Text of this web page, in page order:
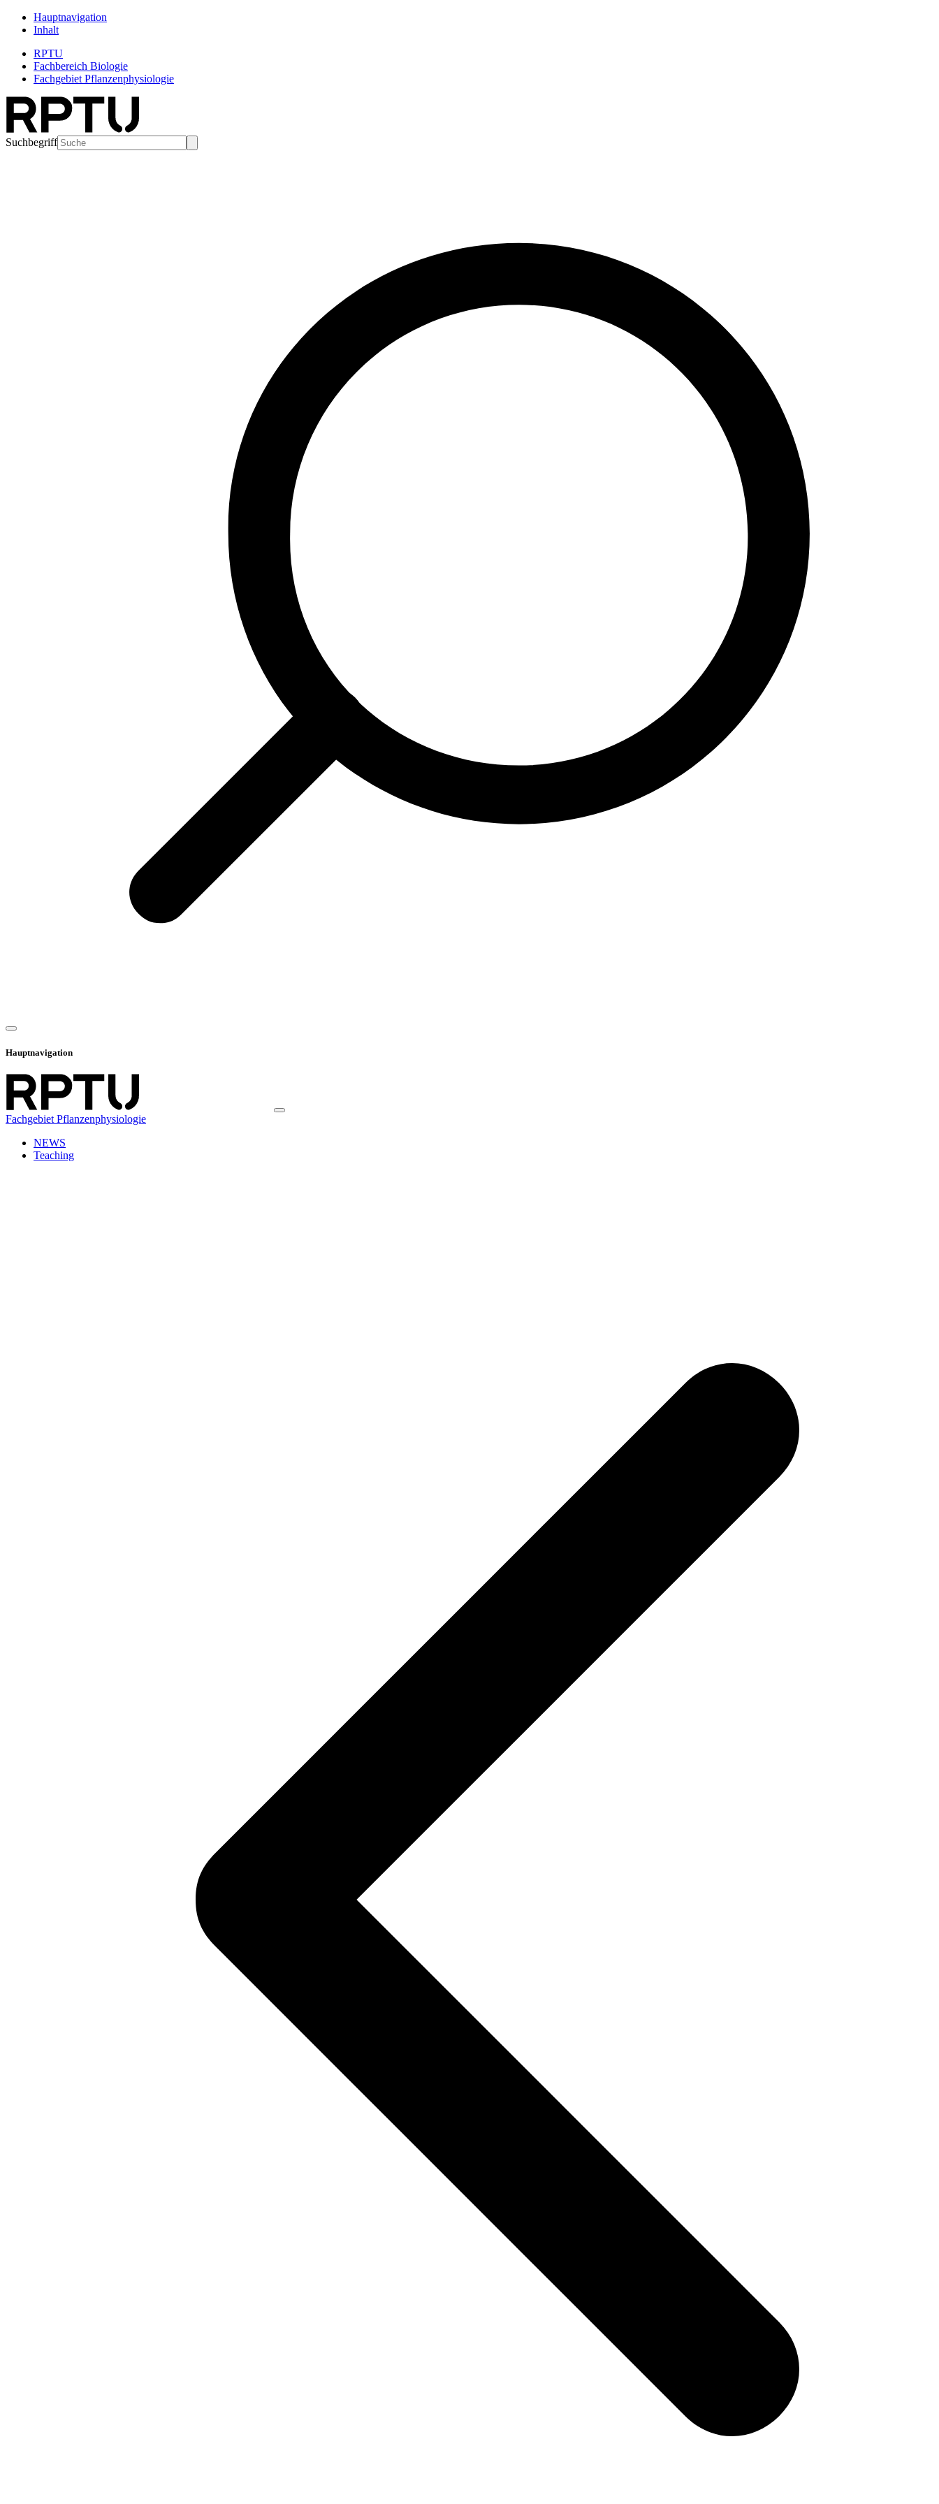
Hauptnavigation
Inhalt
RPTU
Fachbereich Biologie
Fachgebiet Pflanzenphysiologie
Suchbegriff
Hauptnavigation
Fachgebiet Pflanzenphysiologie
NEWS
Teaching